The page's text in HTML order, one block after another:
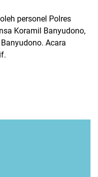
personel Polres
Koramil Banyudono,
Acara